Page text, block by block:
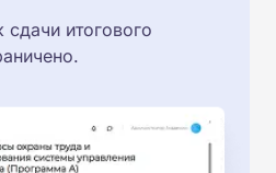
сдачи итогового